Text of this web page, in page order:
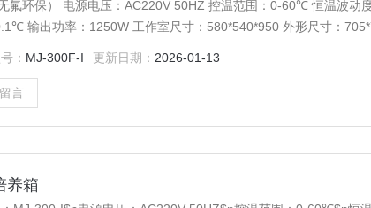
氟环保） 电源电压：AC220V 50HZ 控温范围：0-60℃ 恒温波动
输出功率：1250W 工作室尺寸：580*540*950 外形尺寸：
： MJ-300F-I 更新日期： 2026-01-13
言
养箱